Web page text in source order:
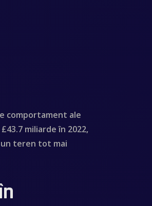
comportament ale
£43.7 miliardeîn 2022,
un teren tot mai